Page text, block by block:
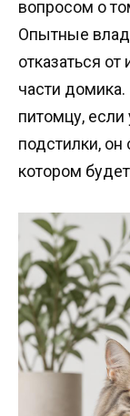
вопросом о
Опытные
отказаться
части домика.
питомцу, если
подстилки,
котором